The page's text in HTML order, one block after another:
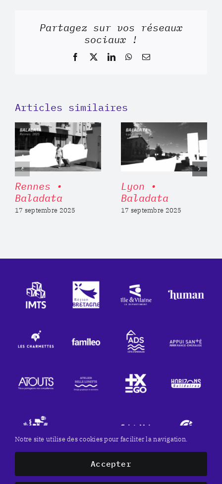
Partagez sur vos réseaux
sociaux !
Facebook
X LinkedInWhatsApp
Email
Articles similaires
Rennes •
Baladata
17 septembre 2025
Lyon •
Baladata
17 septembre 2025
Notre site utilise des cookies pour faciliter la navigation.
Accepter